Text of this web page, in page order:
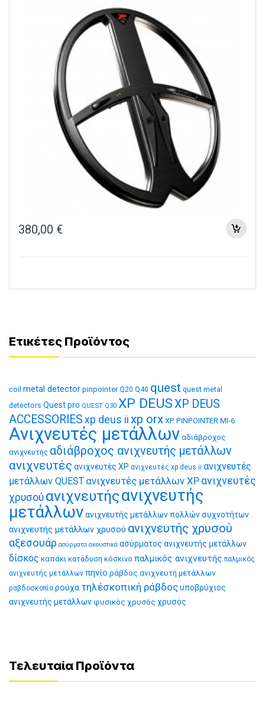
380,00 €
Ετικέτες Προϊόντος
coil metal detector pinpointer Q20 Q40 quest quest metal
detectors Quest pro QUEST Q30 XP DEUSXP DEUS
ACCESSORIES xp deus ii xp orx XP PINPOINTER MI-6
Ανιχνευτές μετάλλων αδιάβροχος
ανιχνευτής αδιάβροχος ανιχνευτής μετάλλων
ανιχνευτές ανιχνευτές XP ανιχνευτές xp deus ii ανιχνευτές
μετάλλων QUEST ανιχνευτές μετάλλων XP ανιχνευτές
χρυσού ανιχνευτήςανιχνευτής
μετάλλωνανιχνευτής μετάλλων πολλών συχνοτήτων
ανιχνευτής μετάλλων χρυσού ανιχνευτής χρυσού
αξεσουάρ ασύρματα ακουστικά ασύρματος ανιχνευτής μετάλλων
δίσκος καπάκι κατάδυση κόσκινο παλμικός ανιχνευτής παλμικός
ανιχνευτής μετάλλων πηνίο ράβδος ανιχνευτή μετάλλων
ραβδοσκοπία ρούχα τηλέσκοπική ράβδοςυποβρύχιος
ανιχνευτής μετάλλωνφυσικός χρυσός χρυσός
Τελευταία Προϊόντα